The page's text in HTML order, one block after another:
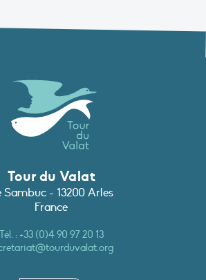
Tour du Valat
Sambuc - 13200 Arles
France
Tél. :+33 (0)4 90 97 20 13